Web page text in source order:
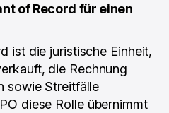
of Record für einen
ist die juristische Einheit,
die Rechnung
sowie Streitfälle
diese Rolle übernimmt